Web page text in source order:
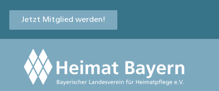
Jetzt Mitglied werden!